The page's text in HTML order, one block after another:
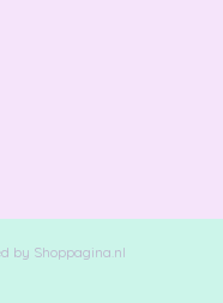
by Shoppagina.nl